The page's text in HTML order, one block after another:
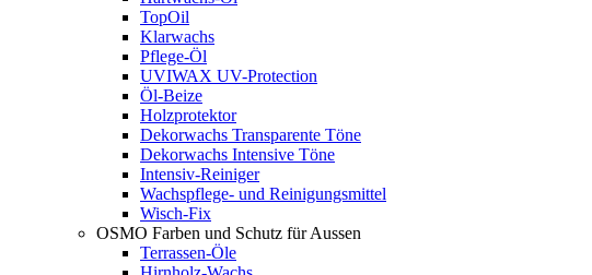
TopOil
Klarwachs
Pflege-Öl
UVIWAX UV-Protection
Öl-Beize
Holzprotektor
Dekorwachs Transparente Töne
Dekorwachs Intensive Töne
Intensiv-Reiniger
Wachspflege- und Reinigungsmittel
Wisch-Fix
OSMO Farben und Schutz für Aussen
Terrassen-Öle